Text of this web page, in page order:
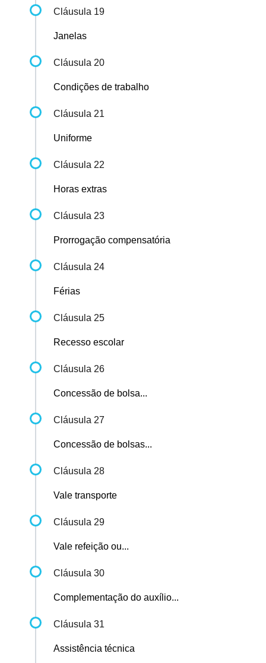
Cláusula 19
Janelas
Cláusula 20
Condições de trabalho
Cláusula 21
Uniforme
Cláusula 22
Horas extras
Cláusula 23
Prorrogação compensatória
Cláusula 24
Férias
Cláusula 25
Recesso escolar
Cláusula 26
Concessão de bolsa...
Cláusula 27
Concessão de bolsas...
Cláusula 28
Vale transporte
Cláusula 29
Vale refeição ou...
Cláusula 30
Complementação do auxílio...
Cláusula 31
Assistência técnica